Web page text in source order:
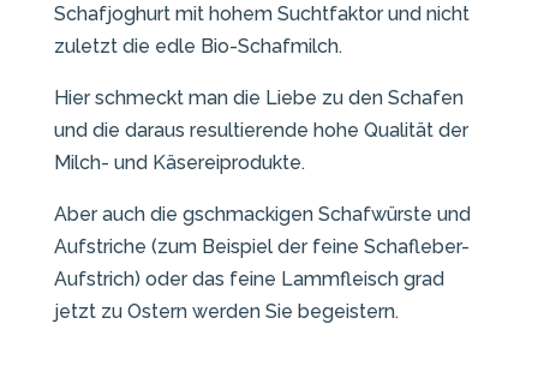
Schafjoghurt mit hohem Suchtfaktor und nicht
zuletzt die edle Bio-Schafmilch.
Hier schmeckt man die Liebe zu den Schafen
und die daraus resultierende hohe Qualität der
Milch- und Käsereiprodukte.
Aber auch die gschmackigen Schafwürste und
Aufstriche (zum Beispiel der feine Schafleber-
Aufstrich) oder das feine Lammfleisch grad
jetzt zu Ostern werden Sie begeistern.